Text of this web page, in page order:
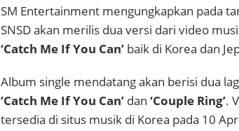
SM Entertainment mengungkapkan pada
SNSD akan merilis dua versi dari video
‘Catch Me If You Can’baik di Korea dan
Album single mendatang akan berisi dua
‘Catch Me If You Can’dan ‘Couple Ring’.
tersedia di situs musik di Korea pada 10